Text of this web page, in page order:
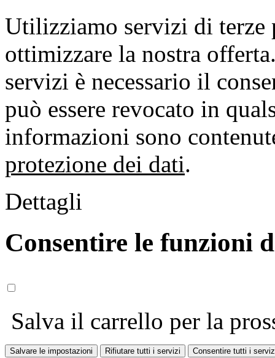
Utilizziamo servizi di terze
ottimizzare la nostra
servizi è necessario il
può essere revocato in
informazioni sono
protezione dei dati.
Dettagli
Consentire le funzioni
Salva il carrello per la
Salvare le impostazioni Rifiutare tutti i servizi Consentire tutti i